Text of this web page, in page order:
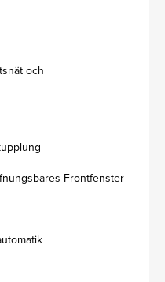
och
Frontfenster